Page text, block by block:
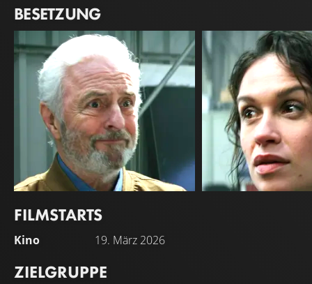
BESETZUNG
Huub Stapel
Eric Visser
FILMSTARTS
Kino 19. März 2026
ZIELGRUPPE